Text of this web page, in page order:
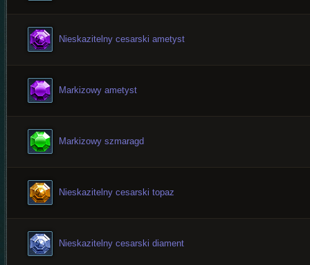
Nieskazitelny cesarski ametyst
Markizowy ametyst
Markizowy szmaragd
Nieskazitelny cesarski topaz
Nieskazitelny cesarski diament